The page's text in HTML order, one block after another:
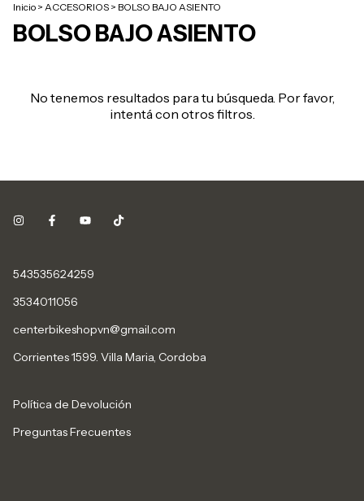
Inicio > ACCESORIOS > BOLSO BAJO ASIENTO
BOLSO BAJO ASIENTO
No tenemos resultados para tu búsqueda. Por favor,
intentá con otros filtros.
543535624259
3534011056
centerbikeshopvn@gmail.com
Corrientes 1599. Villa Maria, Cordoba
Política de Devolución
Preguntas Frecuentes